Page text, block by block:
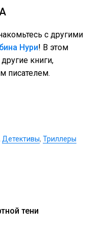
с другими
Нури! В этом
книги,
писателем.
Детективы, Триллеры
тени